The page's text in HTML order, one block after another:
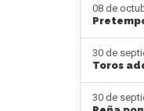
08 de
30 de
Toros
30 de